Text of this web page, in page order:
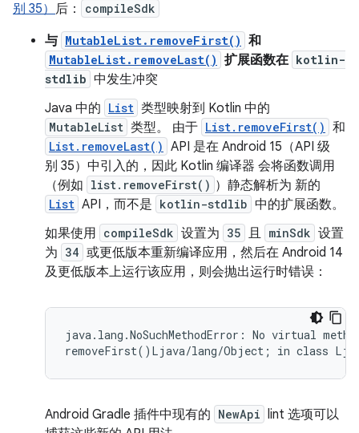
别 35） 后： compileSdk
与 MutableList.removeFirst() 和
MutableList.removeLast() 扩展函数在 kotlin-
stdlib 中发生冲突
Java 中的 List 类型映射到 Kotlin 中的
MutableList 类型。 由于 List.removeFirst() 和
List.removeLast() API 是在 Android 15（API 级
别 35）中引入的，因此 Kotlin 编译器 会将函数调用
（例如 list.removeFirst() ）静态解析为 新的
List API，而不是 kotlin-stdlib 中的扩展函数。
如果使用 compileSdk 设置为 35 且 minSdk 设置
为 34 或更低版本重新编译应用，然后在 Android 14
及更低版本上运行该应用，则会抛出运行时错误：
java.lang.NoSuchMethodError: No virtual
Android Gradle 插件中现有的 NewApi lint 选项可以